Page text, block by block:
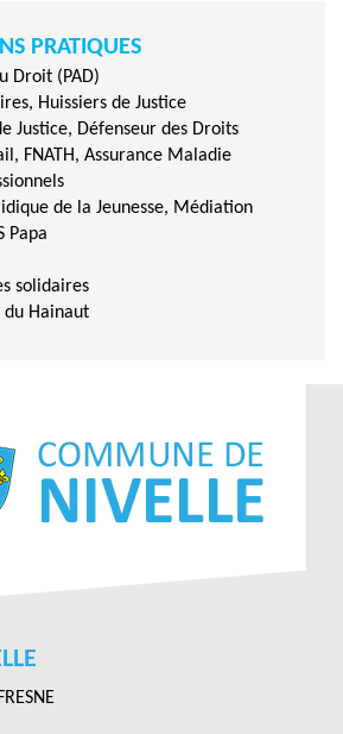
PRATIQUES
Droit (PAD)
Huissiers de Justice
Justice, Défenseur des Droits
FNATH, Assurance Maladie
de la Jeunesse, Médiation
Papa
solidaires
Hainaut